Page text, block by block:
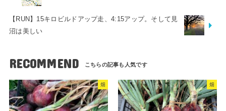
【RUN】15キロビルドアップ走、4:15アップ。そして見
沼は美しい
RECOMMEND
畑 畑